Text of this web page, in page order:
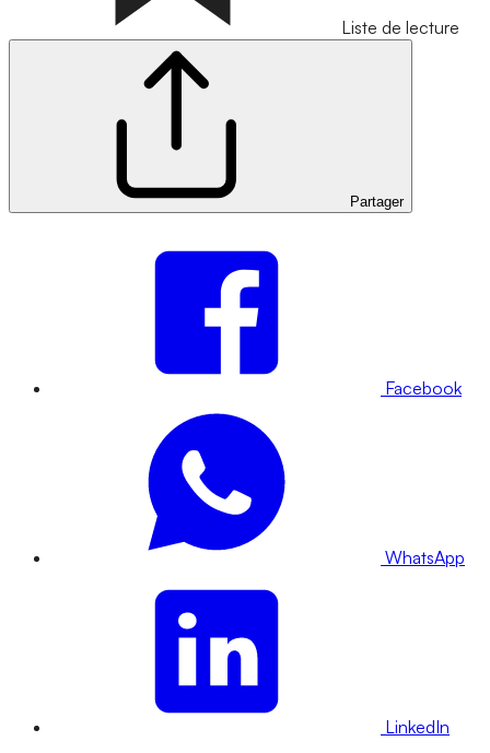
Liste de lecture
Partager
Facebook
WhatsApp
LinkedIn